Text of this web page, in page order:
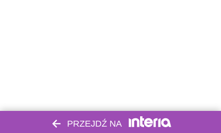
PRZEJDŹ NA